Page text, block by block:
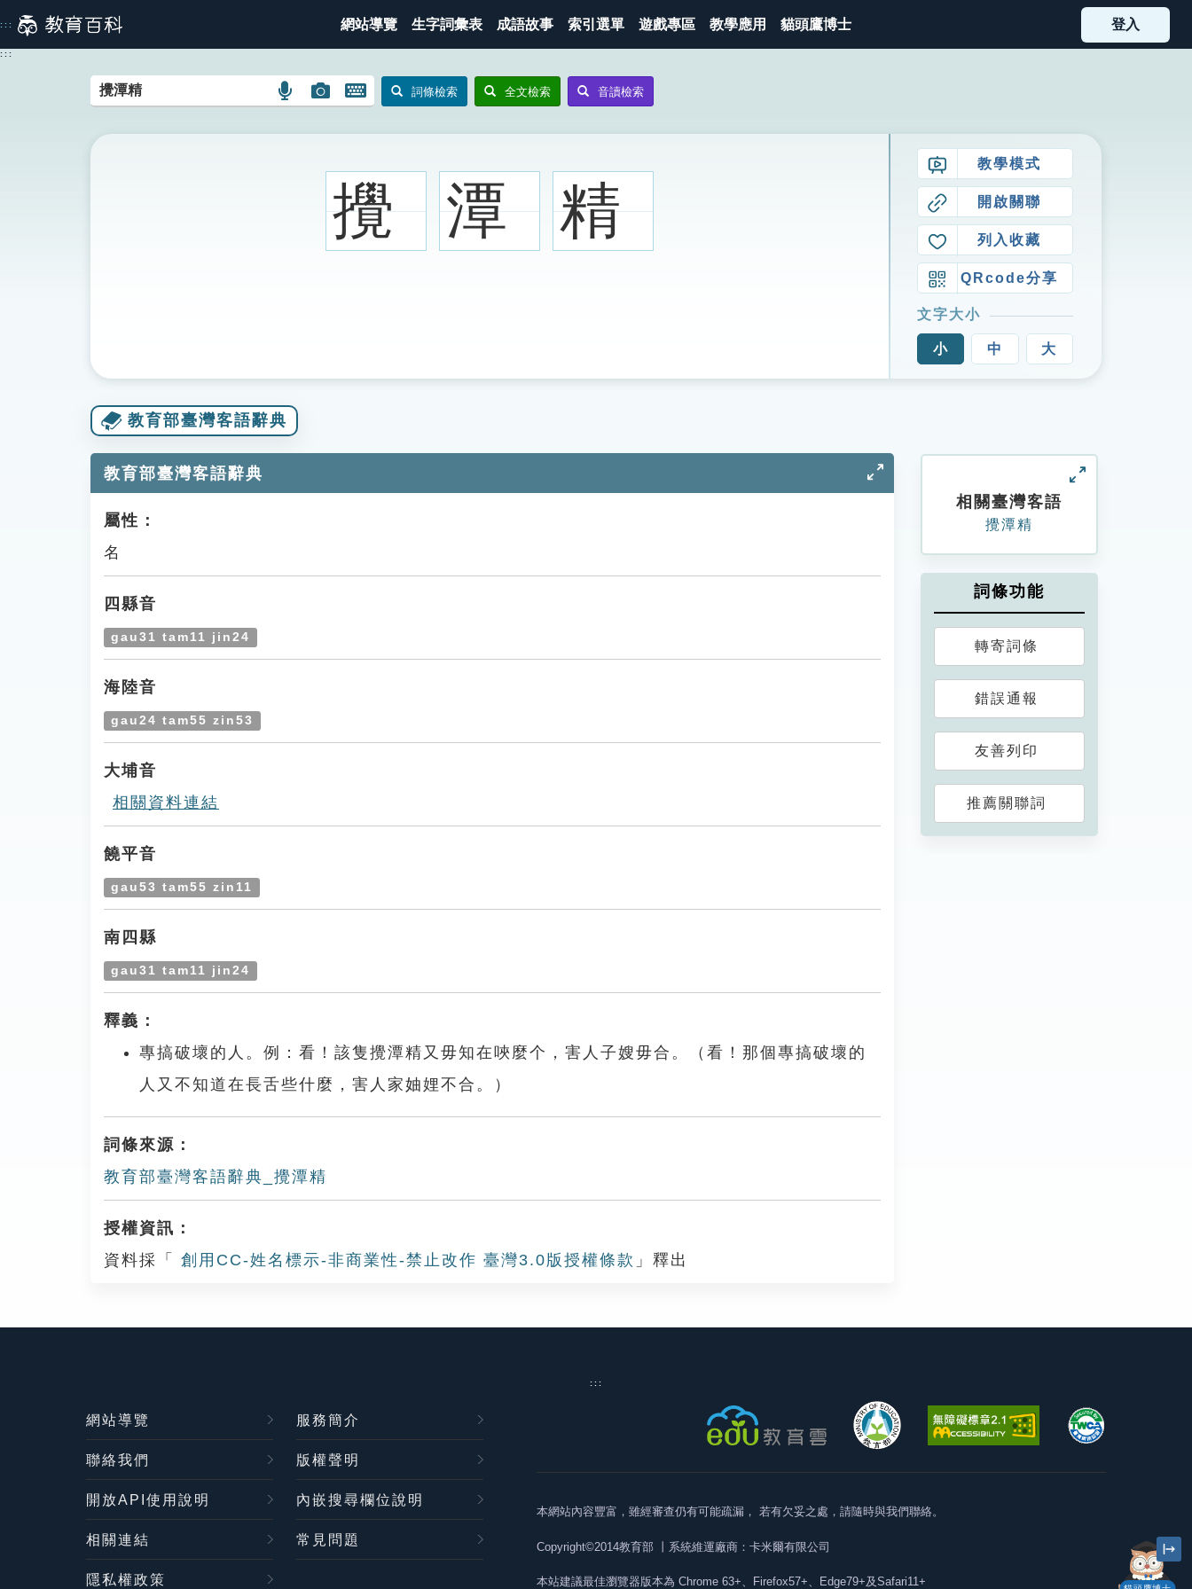
到
主
::: 網站導覽 生字詞彙表 成語故事 索引選單 遊戲專區 教學應用 貓頭鷹博士 登入
:::
語
搜
圖
搜
圖
示
開
鍵
圖
示
詞條檢索 全文檢索 音讀檢索
攪 潭 精
教學模式
開啟關聯
列入收藏
QRcode分享
文字大小
小 中 大
教育部臺灣客語辭典
教育部臺灣客語辭典
屬性：
名
四縣音
gau31 tam11 jin24
海陸音
gau24 tam55 zin53
大埔音
相關資料連結
饒平音
gau53 tam55 zin11
南四縣
gau31 tam11 jin24
釋義：
專搞破壞的人。例：看！該隻攪潭精又毋知在唊麼个，害人子嫂毋合。（看！那個專搞破壞的
人又不知道在長舌些什麼，害人家妯娌不合。）
詞條來源：
教育部臺灣客語辭典_攪潭精
授權資訊：
資料採「
創用CC-姓名標示-非商業性-禁止改作 臺灣3.0版授權條款 」釋出
相關臺灣客語
攪潭精
詞條功能
轉寄詞條
錯誤通報
友善列印
推薦關聯詞
:::
網站導覽 服務簡介
聯絡我們 版權聲明
開放API使用說明 內嵌搜尋欄位說明
相關連結 常見問題
隱私權政策
本網站內容豐富，雖經審查仍有可能疏漏， 若有欠妥之處，請隨時與我們聯絡。
Copyright©2014教育部 丨系統維運廠商：卡米爾有限公司
本站建議最佳瀏覽器版本為 Chrome 63+、Firefox57+、Edge79+及Safari11+